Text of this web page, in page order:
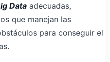
Data adecuadas,
que manejan las
para conseguir el